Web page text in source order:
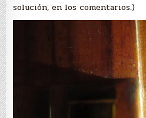
solución, en los comentarios.)